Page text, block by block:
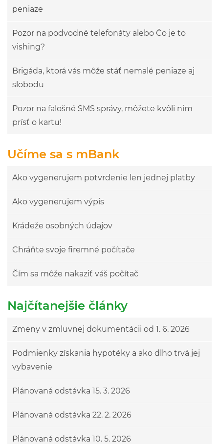
peniaze
Pozor na podvodné telefonáty alebo Čo je to
vishing?
Brigáda, ktorá vás môže stáť nemalé peniaze aj
slobodu
Pozor na falošné SMS správy, môžete kvôli nim
prísť o kartu!
Učíme sa s mBank
Ako vygenerujem potvrdenie len jednej platby
Ako vygenerujem výpis
Krádeže osobných údajov
Chráňte svoje firemné počítače
Čím sa môže nakaziť váš počítač
Najčítanejšie články
Zmeny v zmluvnej dokumentácii od 1. 6. 2026
Podmienky získania hypotéky a ako dlho trvá jej
vybavenie
Plánovaná odstávka 15. 3. 2026
Plánovaná odstávka 22. 2. 2026
Plánovaná odstávka 10. 5. 2026